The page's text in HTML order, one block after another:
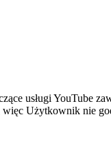
usługi YouTube
Użytkownik nie